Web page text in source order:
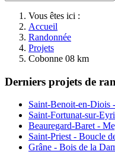
Vous êtes ici :
Accueil
Randonnée
Projets
Cobonne 08 km
Derniers projets de
Saint-Benoit-en-Diois
Saint-Fortunat-sur-
Beauregard-Baret -
Saint-Priest - Boucle
Grâne - Bois de la